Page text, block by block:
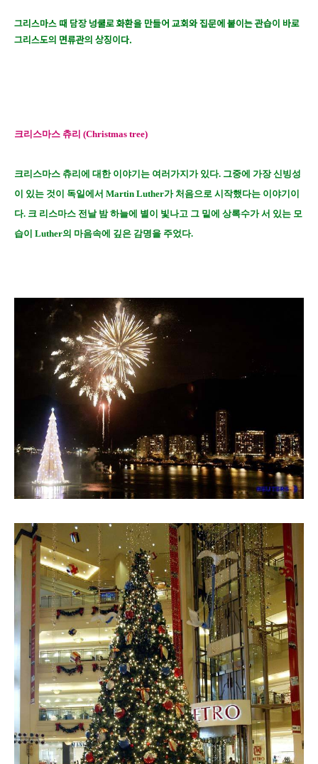
그리스마스 때 담장 넝쿨로 화환을 만들어 교회와 집문에 붙이는 관습이 바로
그리스도의 면류관의 상징이다.
크리스마스 츄리 (Christmas tree)
크리스마스 츄리에 대한 이야기는 여러가지가 있다. 그중에 가장 신빙성
이 있는 것이 독일에서 Martin Luther가 처음으로 시작했다는 이야기이
다. 크 리스마스 전날 밤 하늘에 별이 빛나고 그 밑에 상록수가 서 있는 모
습이 Luther의 마음속에 깊은 감명을 주었다.